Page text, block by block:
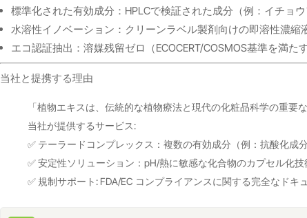
標準化された有効成分：HPLCで検証された成分（例：イチョ
水溶性イノベーション：クリーンラベル製剤向けの即溶性濃縮
エコ認証抽出：溶媒残留ゼロ（ECOCERT/COSMOS基準を満たす
当社と提携する理由
「植物エキスは、伝統的な植物療法と現代の化粧品科学の重要
当社が提供するサービス:
✅ テーラードコンプレックス：複数の有効成分（例：抗酸化成
✅ 安定性ソリューション：pH/熱に敏感な化合物のカプセル化技
✅ 規制サポート: FDA/EC コンプライアンスに関する完全なドキ